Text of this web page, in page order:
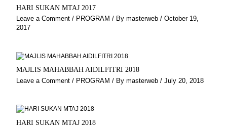
HARI SUKAN MTAJ 2017
Leave a Comment / PROGRAM / By masterweb / October 19,
2017
MAJLIS MAHABBAH AIDILFITRI 2018
Leave a Comment / PROGRAM / By masterweb / July 20, 2018
HARI SUKAN MTAJ 2018